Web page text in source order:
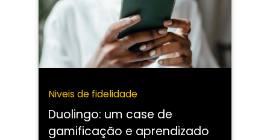
Niveis de fidelidade
Duolingo: um case de
gamificação e aprendizado